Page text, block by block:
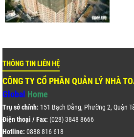
THÔNG TIN LIÊN HỆ
CÔNG TY CỔ PHẦN QUẢN LÝ NHÀ
Global Home
Trụ sở chính: 151 Bạch Đằng, Phường 2, Quận
Điện thoại / Fax: (028) 3848 8666
Hotline: 0888 816 618